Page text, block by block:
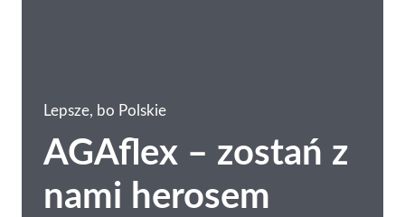
Lepsze, bo Polskie
AGAflex – zostań z
nami herosem